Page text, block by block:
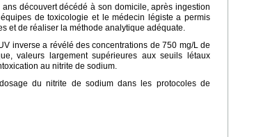
découvert décédé à son domicile, après ingestion
de toxicologie et le médecin légiste a permis
et de réaliser la méthode analytique adéquate.
inverse a révélé des concentrations de 750 mg/L de
valeurs largement supérieures aux seuils létaux
au nitrite de sodium.
du nitrite de sodium dans les protocoles de